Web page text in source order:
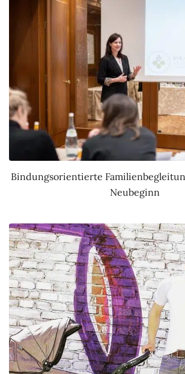
Bindungsorientierte
Neubeginn